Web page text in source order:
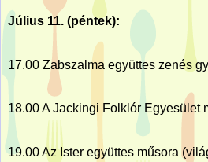
Július 11. (péntek):
17.00 Zabszalma együttes zenés
18.00 A Jackingi Folklór Egyesület
19.00 Az Ister együttes műsora